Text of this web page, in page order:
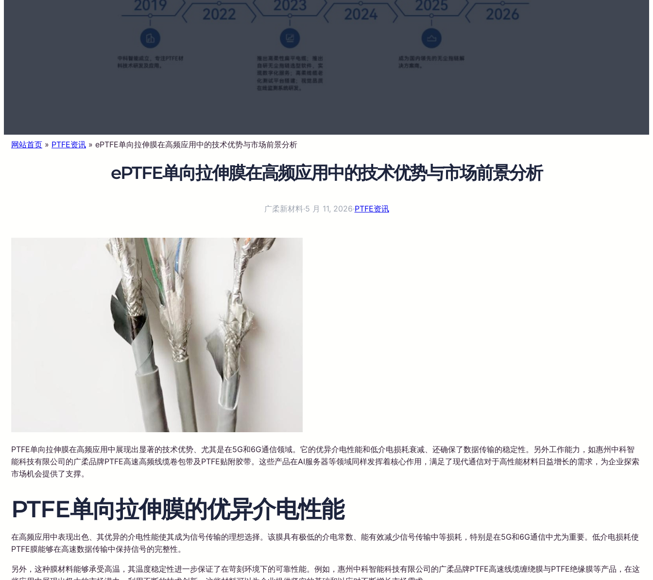
网站首页 » PTFE资讯 » ePTFE单向拉伸膜在高频应用中的技术优势与市场前景分析
ePTFE单向拉伸膜在高频应用中的技术优势与市场前景分析
广柔新材料·5 月 11, 2026·PTFE资讯
PTFE单向拉伸膜在高频应用中展现出显著的技术优势、尤其是在5G和6G通信领域。它的优异介电性能和低介电损耗衰减、还确保了数据传输的稳定性。另外工作能力，如惠州中科智
能科技有限公司的广柔品牌PTFE高速高频线缆卷包带及PTFE贴附胶带。这些产品在AI服务器等领域同样发挥着核心作用，满足了现代通信对于高性能材料日益增长的需求，为企业探索
市场机会提供了支撑。
PTFE单向拉伸膜的优异介电性能
在高频应用中表现出色、其优异的介电性能使其成为信号传输的理想选择。该膜具有极低的介电常数、能有效减少信号传输中等损耗，特别是在5G和6G通信中尤为重要。低介电损耗使
PTFE膜能够在高速数据传输中保持信号的完整性。
另外，这种膜材料能够承受高温，其温度稳定性进一步保证了在苛刻环境下的可靠性能。例如，惠州中科智能科技有限公司的广柔品牌PTFE高速线缆缠绕膜与PTFE绝缘膜等产品，在这